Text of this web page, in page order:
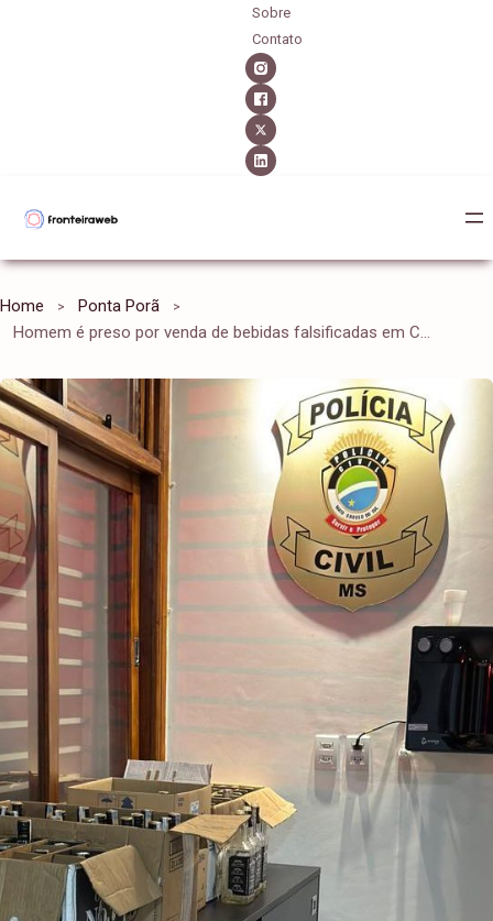
Sobre
Contato
Home
Ponta Porã
Homem é preso por venda de bebidas falsificadas em Campo Grande